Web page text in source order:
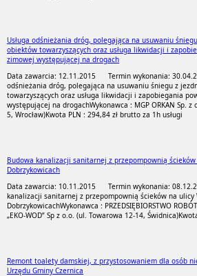
Usługa odśnieżania dróg, polegająca na usuwaniu
obiektów towarzyszących oraz usługa likwidacji i
zimowej występującej na drogach
Data zawarcia: 12.11.2015 Termin wykonania:
odśnieżania dróg, polegająca na usuwaniu śniegu z
towarzyszących oraz usługa likwidacji i zapobiegania
występującej na drogachWykonawca : MGP ORKAN Sp. z
5, Wrocław)Kwota PLN : 294,84 zł brutto za 1h usługi
Budowa kanalizacji sanitarnej z przepompownią
Dobrzykowicach
Data zawarcia: 10.11.2015 Termin wykonania:
kanalizacji sanitarnej z przepompownią ścieków na ulicy
DobrzykowicachWykonawca : PRZEDSIĘBIORSTWO
„EKO-WOD” Sp z o.o. (ul. Towarowa 12-14, Świdnica)
Remont toalety damskiej, z przystosowaniem dla osób
Urzędu Gminy Czernica